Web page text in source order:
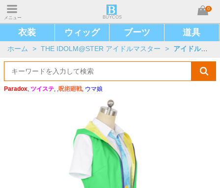
メニュー BUYCOS
0
衣装 ウィッグ ブーツ 道具
ホーム > THE IDOLM@STER アイドルマスター > アイドルマスター SideM
Paradox, ツイステ, ,呪術廻戦, ウマ娘